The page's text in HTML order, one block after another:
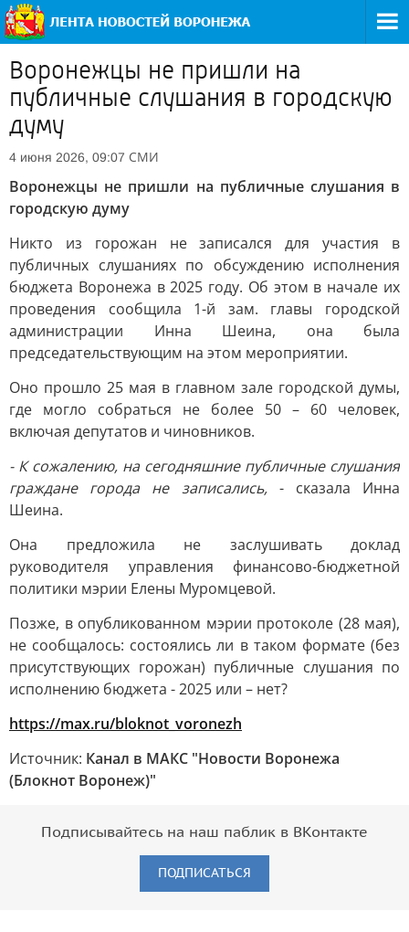
Воронежцы не пришли на
публичные слушания в городскую
думу
4 июня 2026, 09:07 СМИ
Воронежцы не пришли на публичные слушания в
городскую думу
Никто из горожан не записался для участия в
публичных слушаниях по обсуждению исполнения
бюджета Воронежа в 2025 году. Об этом в начале их
проведения сообщила 1-й зам. главы городской
администрации Инна Шеина, она была
председательствующим на этом мероприятии.
Оно прошло 25 мая в главном зале городской думы,
где могло собраться не более 50 – 60 человек,
включая депутатов и чиновников.
- К сожалению, на сегодняшние публичные слушания
граждане города не записались,- сказала Инна
Шеина.
Она предложила не заслушивать доклад
руководителя управления финансово-бюджетной
политики мэрии Елены Муромцевой.
Позже, в опубликованном мэрии протоколе (28 мая),
не сообщалось: состоялись ли в таком формате (без
присутствующих горожан) публичные слушания по
исполнению бюджета - 2025 или – нет?
https://max.ru/bloknot_voronezh
Источник: Канал в МАКС "Новости Воронежа
(Блокнот Воронеж)"
Подписывайтесь на наш паблик в ВКонтакте
ПОДПИСАТЬСЯ